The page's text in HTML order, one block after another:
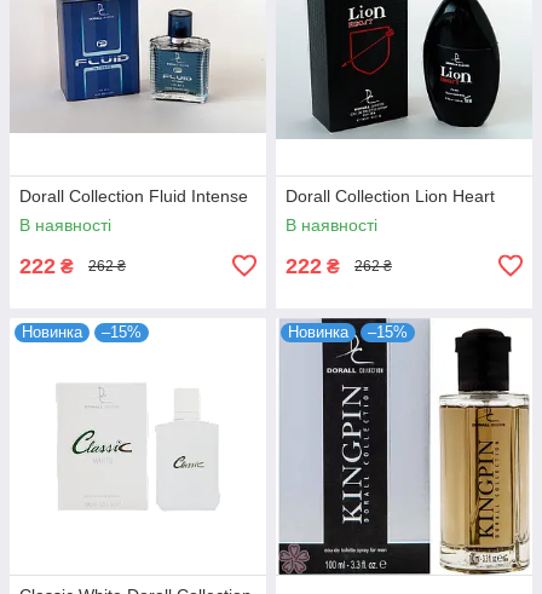
Dorall Collection Fluid Intense
В наявності
222 ₴ 262 ₴
Dorall Collection Lion Heart
В наявності
222 ₴ 262 ₴
Новинка –15% Новинка –15%